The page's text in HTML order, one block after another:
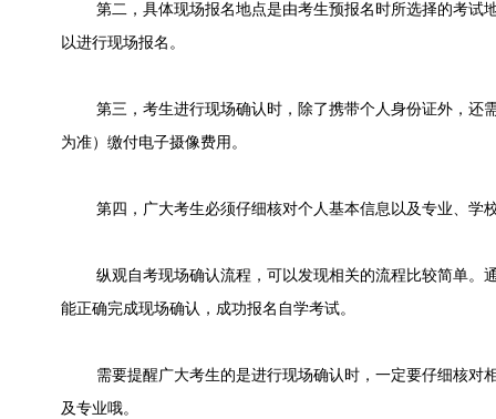
第二，具体现场报名地点是由考生预报名时所选择的考试
以进行现场报名。
第三，考生进行现场确认时，除了携带个人身份证外，还
为准）缴付电子摄像费用。
第四，广大考生必须仔细核对个人基本信息以及专业、学
纵观自考现场确认流程，可以发现相关的流程比较简单。
能正确完成现场确认，成功报名自学考试。
需要提醒广大考生的是进行现场确认时，一定要仔细核对
及专业哦。